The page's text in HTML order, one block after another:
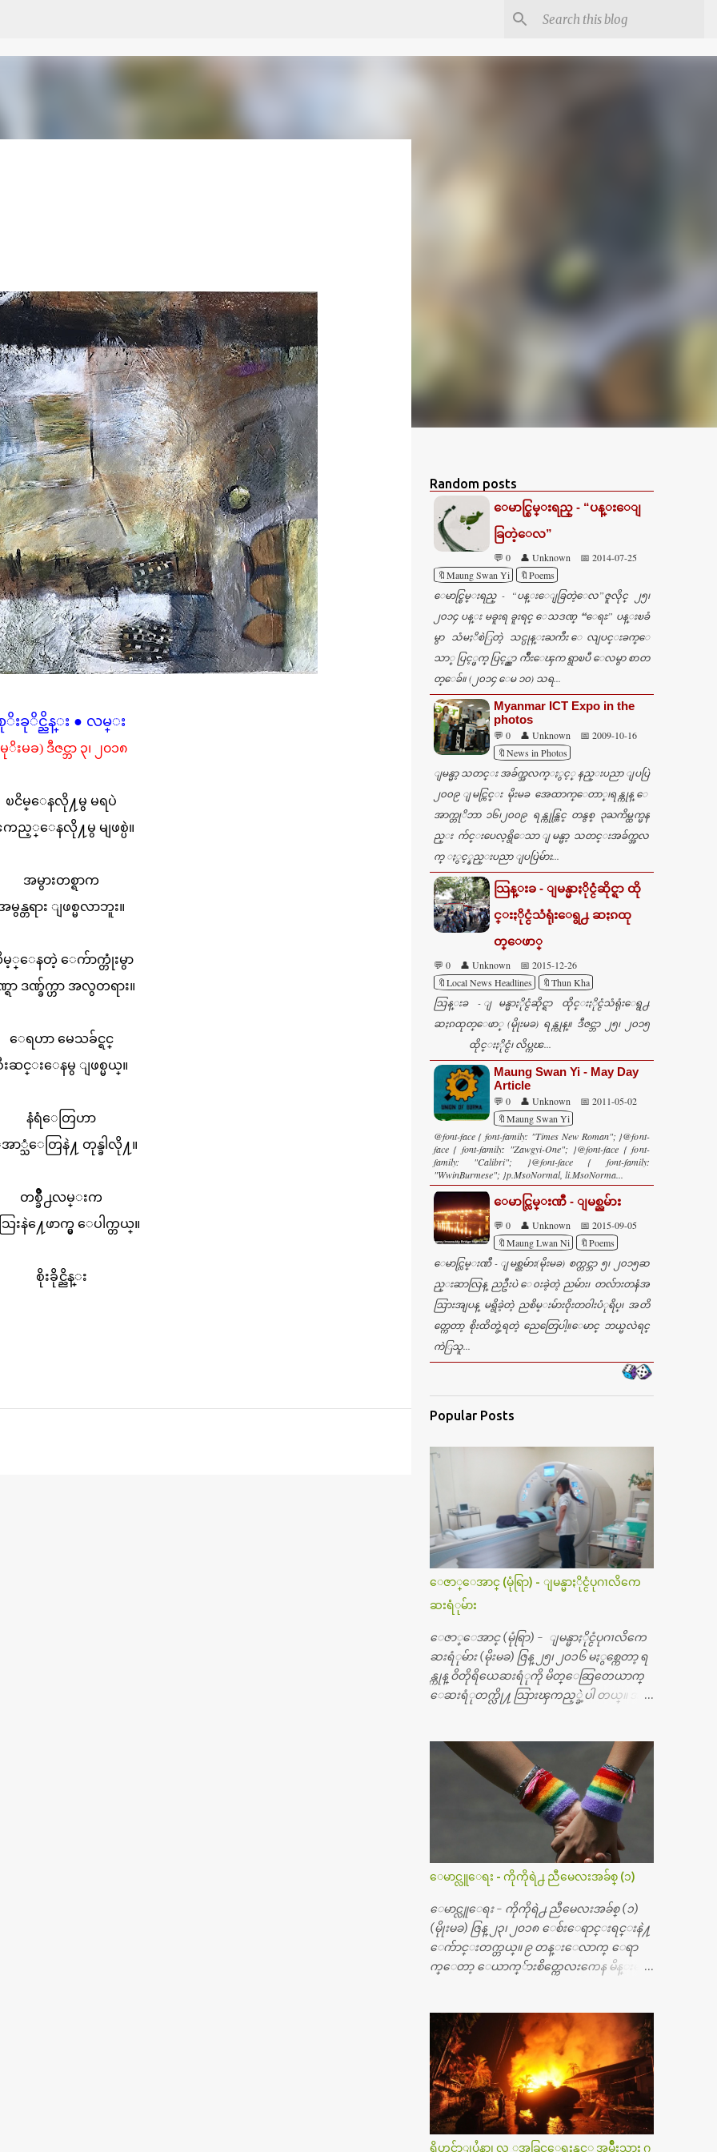
းခုိင္ညိန္း ● လမ္း
းမခ) ဒီဇင္ဘာ ၃၊ ၂၀၁၈
ၿငိမ္ေနလို႔မွ မရပဲ
ည့္ေနလို႔မွ မျဖစ္ပဲ။
အမွားတစ္ရာက
မွန္တရား ျဖစ္မလာဘူး။
ေနတဲ့ ေက်ာက္တုံးမွာ
ရာ ဒဏ္ခ်က္ဟာ အလွတရား။
ေရဟာ မေသခ်င္ရင္
းဆင္းေနမွ ျဖစ္မယ္။
နံရံေတြဟာ
ာ္သံေတြနဲ႔ တုန္ခါလို႔။
တစ္ခ်ဳိ႕လမ္းက
းနဲ႔ေဖာက္မွ ေပါက္တယ္။
စိုးခိုင္ညိန္း
Random posts
ေမာင္စြမ္းရည္ - “ပန္းေျ
ခြတဲ့ေလ”
💬 0 👤 Unknown
📅 2014-07-25
🔖Maung Swan Yi
🔖Poems
ေမာင္စြမ္းရည္ - “ပန္းေျခြတဲ့ေလ”ဇူလိုင္ ၂၅၊
၂၀၁၄ ပန္း မခူးရ ခူးရင္ ေသဒဏ္ “ေရႊ” ပန္းၿခံ
မွာ သံမႈိစဲြတဲ့ သင္ပုန္းႀကီး ေလျပင္းခက္ေ
သာ္ ပြင့္ဖက္ ပြင့္ညွာ က်ိဳးေၾက ရွာၿပီ ေလမွာ စာတ
တ္ေခ်။ (၂၀၁၄ ေမ ၁၀) သရ...
Myanmar ICT Expo in the
photos
💬 0 👤 Unknown
📅 2009-10-16
🔖News in Photos
ျမန္မာ့ သတင္း အခ်က္အလက္ႏွင့္ နည္းပညာ ျပပြဲ
၂၀၀၉ ျမင္ကြင္း မိုးမခ အေထာက္ေတာ္၊ရန္ကုန္ ေ
အာက္တုိဘာ ၁၆၊၂၀၀၉ ရန္ကုန္တြင္ တနွစ္ ၃ႀကိမ္ထက္မန
ည္း က်င္းပေလ့ရွိေသာ ျမန္မာ့ သတင္းအခ်က္အလ
က္ ႏွင့္နည္းပညာ ျပပြဲမ်ား...
သြန္းခ - ျမန္မာႏိုင္ငံဆိုင္ရာ ထို
င္းႏိုင္ငံသံရုံးေရွ႕ ဆႏၵထု
တ္ေဖာ္
💬 0 👤 Unknown
📅 2015-12-26
🔖Local News Headlines
🔖Thun Kha
သြန္းခ - ျမန္မာႏိုင္ငံဆိုင္ရာ ထိုင္းႏိုင္ငံသံရုံးေရွ႕
ဆႏၵထုတ္ေဖာ္ (မိုုးမခ) ရန္ကုန္။ ဒီဇင္ဘာ ၂၅၊ ၂၀၁၅
ထိုင္းႏိုင္ငံ၊ လိပ္ကၽ...
Maung Swan Yi - May Day
Article
💬 0 👤 Unknown
📅 2011-05-02
🔖Maung Swan Yi
@font-face { font-family: "Times New Roman"; }@font-
face { font-family: "Zawgyi-One"; }@font-face { font-
family: "Calibri"; }@font-face { font-family:
"WwinBurmese"; }p.MsoNormal, li.MsoNorma...
ေမာင္လြမ္းဏီ - ျမစ္ညမ်ား
💬 0 👤 Unknown
📅 2015-09-05
🔖Maung Lwan Ni
🔖Poems
ေမာင္လြမ္းဏီ - ျမစ္ညမ်ား(မိုးမခ) စက္တင္ဘာ ၅၊ ၂၀၁၅ဆ
ည္းဆာလြန္ ညဦးပဲ ေ၀းခဲ့တဲ့ ညမ်ား၊ တလ်ားတနံအ
သြားအျပန္ မရွိခဲ့တဲ့ ညစိမ္းမ်ား၀ိုးတ၀ါးပံုရိပ္၊ အတိ
တ္ကေတာ့ စိုးထိတ္ခဲ့ရတဲ့ ညေတြေပါ့။ေမာင္ ဘယ္မလဲရင္
ကဲြသူ...
Popular Posts
ေဇာ္ေအာင္ (မုံရြာ) - ျမန္မာႏိုင္ငံပုဂၢလိကေ
ဆးရံုမ်ား
ေဇာ္ေအာင္ (မုံရြာ) - ျမန္မာႏိုင္ငံပုဂၢလိကေ
ဆးရံုမ်ား (မိုးမခ) ဇြန္ ၂၅၊ ၂၀၁၆ မႏွစ္ကေတာ့ ရ
န္ကုန္ ဝိတိုရိယေဆးရံုကို မိတ္ေဆြတေယာက္
ေဆးရံုတက္လို႔ သြားၾကည့္ခဲ့ပါ တယ္။ အရ
မ္းသြားလို႔ အရိုးအစားထိုးကုသျခင္း လုပ္ပါ
တယ္။ အရိုးအထူးကု ဆရာဝန္က ဝိတိုရိယေဟာ္တ
ယ္လိုအခန္းမွာ တရက္ က်ပ္ ၃ ေသာင္းနဲ႔ေနေ
စၿပီး၊ အာရွေတာ္ဝင္ခြဲစိတ္ခန္းကို ငွားရမ္းခြဲစိ
တ္ အရိုးအစားထိုးကုပါတယ္။ ေဆးစစ္၊ေဆး
ဝယ္၊ ခြဲစိတ္ကု၊ အရိုးအစားထိုးပစၥည္း စတဲ့စရိ
တ္ေတြနဲ႔ေဆးရံုမွာ ၂ ပတ္ေနထိုင္စရိတ္ သိ
န္း ၇၀ ေလာက္ ကုန္သြားပါတယ္။ သူငယ္ခ်င္းျ
ဖစ္သူကို လာေတြ႔ရင္း ဟိုတယ္လို သန္႔ရွင္း
သပ္ရပ္တဲ့ ဝိတိုရိယေဆးရံုမွာ စီတီစကင္ နဲ႔ အမ္အာ
အိုင္1 စက္ခန္းကိုေတြ႔လို႔ေမးၾကည့္ေ
တာ့ တခါစမ္းရင္ က်ပ္တသိန္းေက်ာ္ က်သင့္တ
ကီးေတြနဲ႔ စမ္းသပ္ရပါတယ္။ ခႏၱာကိုယ္အစိတ္ပို
င္း ကလီစာေတြကိုၾကည့္ရႈတဲ့ အာလထ
ရာေဆာင္း2 စက္ေတြကေတာ့ ေစ်းသိပ္မႀ
ကီးလို႔ ျမန္မာျပည္ေဆးရံုတိုင္းရွိပါတယ္။
တစ္ခါစမ္းရင္ က်ပ္တစ္ေသာင္းေလာက္ က်သ
င့္ပါတယ္။ စာေရးသူ လြန္ခဲ့တဲ့ (၂)...
ေမာင္လူေရး - ကိုကိုရဲ႕ ညီမေလးအခ်စ္ (၁)
ေမာင္လူေရး - ကိုကိုရဲ႕ ညီမေလးအခ်စ္ (၁)
(မိုုးမခ) ဇြန္ ၂၃၊ ၂၀၁၈ ေစ်းေရာင္းရင္းနဲ႔
ေက်ာင္းတက္တယ္။ ၉ တန္းေလာက္ ေရာ
က္ေတာ့ ေယာက္်ားစိတ္ကေလးကေန မိန္းမစိ
တာေပါ့။ မိန္းကေလး အေပါင္းအသင္းလ
ည္း မ်ားတယ္။ ငယ္ငယ္တုန္းကေတာ့ အမေတြနဲ႔
ေနတာဆုိေတာ့ သနပ္ခါးေလးေတြ လိမ္း
တယ္။ ပန္းပန္တယ္။ မိန္းကေလး အဝတ္အစားေ
တြကိုလည္း ခုိးဝတ္တယ္။ မိန္းမစိတ္ရွိေတာ့
ရွိေပမယ့္ ကိုယ့္ကိုယ္ကို မိန္းမစိတ္ေပါက္မွန္း
သိတာက ၉ တန္း၊ ၁၀ တန္းေလာက္ကမွ။ ညီအ
ရိုဟင္ဂ်ာျပႆနာ၊ လူ ့အခြင့္အေရးနွင့္ အမ်ိဳးသား ဂု